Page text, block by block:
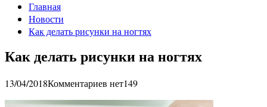
Главная
Новости
Как делать рисунки на ногтях
Как делать рисунки на ногтях
13/04/2018Комментариев нет149